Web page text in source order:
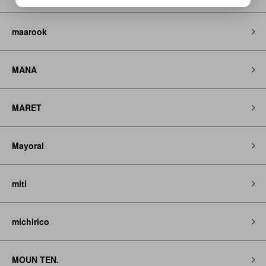
maarook
MANA
MARET
Mayoral
miti
michirico
MOUN TEN.